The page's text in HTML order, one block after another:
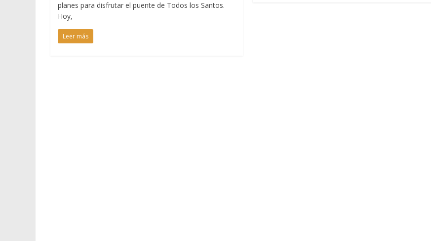
planes para disfrutar el puente de Todos los Santos.
Hoy,
Leer más